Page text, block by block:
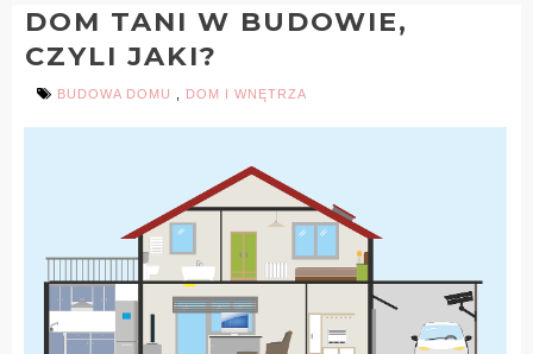
DOM TANI W BUDOWIE,
CZYLI JAKI?
BUDOWA DOMU DOM I WNĘTRZA